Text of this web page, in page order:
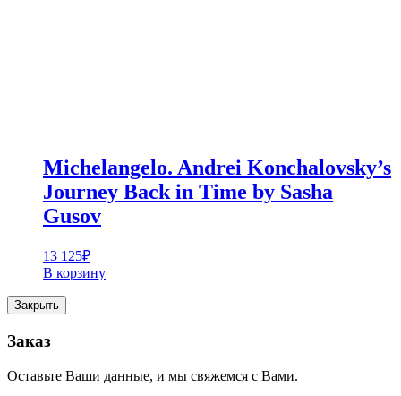
Michelangelo. Andrei Konchalovsky’s
Journey Back in Time by Sasha
Gusov
13 125₽
В корзину
Закрыть
Заказ
Оставьте Ваши данные, и мы свяжемся с Вами.